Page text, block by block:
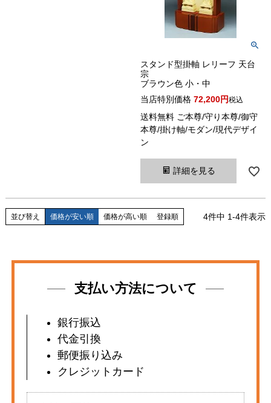
スタンド型掛軸 レリーフ 天台
宗
ブラウン色 小・中
当店特別価格 72,200 税込
送料無料 ご本尊/守り本尊/御守
本尊/掛け軸/モダン/現代デザイ
ン
詳細を見る
並び替え 価格が安い順 価格が高い順 登録順 4件中 1-4件表示
支払い方法について
銀行振込
代金引換
郵便振り込み
クレジットカード